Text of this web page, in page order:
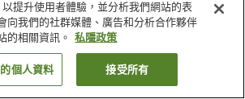
桑拿
泳池
京都 京都麗嘉皇家酒店
找客房
提升使用者體驗，並分析我們網站的表
向我們的社群媒體、廣告和分析合作夥伴
的相關資訊。
私隱政策
個人資料 接受所有